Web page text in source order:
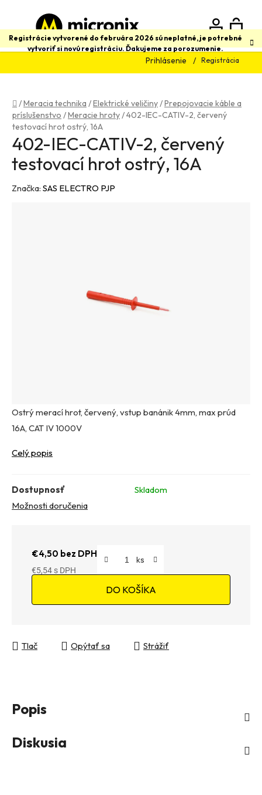
obsah
Registrácie vytvorené do februára 2026 sú neplatné, je potrebné
vytvoriť si novú registráciu. Ďakujeme za porozumenie.
Prihlásenie Registrácia
Hľadať
Domov
/Meracia technika /Elektrické veličiny/Prepojovacie káble a
príslušenstvo /Meracie hroty/402-IEC-CATIV-2, červený
testovací hrot ostrý, 16A
Ostrý merací hrot, červený, vstup banánik 4mm, max prúd
16A, CAT IV 1000V
Celý popis
Dostupnosť
Skladom
Možnosti doručenia
€4,50 bez DPH
€5,54
DO KOŠÍKA
Tlač Opýtať sa Strážiť
402-IEC-CATIV-2, červený
testovací hrot ostrý, 16A
Značka: SAS ELECTRO PJP
Popis
Diskusia